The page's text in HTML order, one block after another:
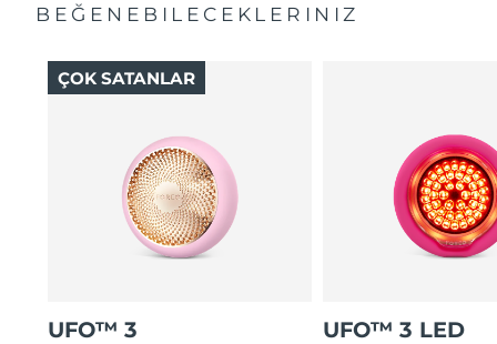
BEĞENEBILECEKLERINIZ
UFO™ 3
ÇOK SATANLAR
UFO™ 3 LED